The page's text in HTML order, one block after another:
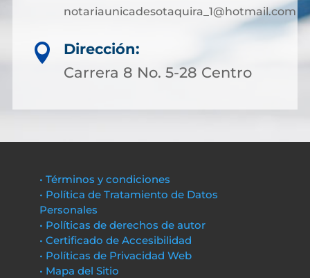
notariaunicadesotaquira_1@hotmail.com

Dirección:
Carrera 8 No. 5-28 Centro
• Términos y condiciones
• Política de Tratamiento de Datos
Personales
• Políticas de derechos de autor
• Certificado de Accesibilidad
• Políticas de Privacidad Web
• Mapa del Sitio